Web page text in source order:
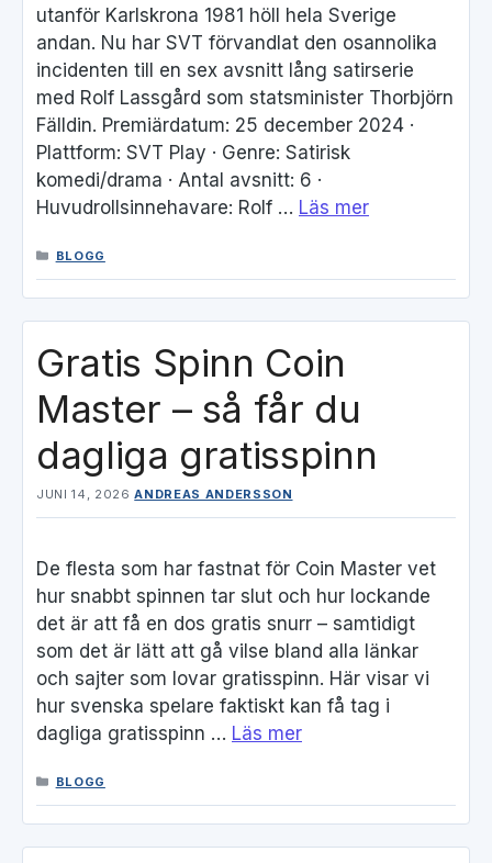
utanför Karlskrona 1981 höll hela Sverige
andan. Nu har SVT förvandlat den osannolika
incidenten till en sex avsnitt lång satirserie
med Rolf Lassgård som statsminister Thorbjörn
Fälldin. Premiärdatum: 25 december 2024 ·
Plattform: SVT Play · Genre: Satirisk
komedi/drama · Antal avsnitt: 6 ·
Huvudrollsinnehavare: Rolf … Läs mer
KATEGORIER
BLOGG
Gratis Spinn Coin
Master – så får du
dagliga gratisspinn
JUNI 14, 2026 ANDREAS ANDERSSON
De flesta som har fastnat för Coin Master vet
hur snabbt spinnen tar slut och hur lockande
det är att få en dos gratis snurr – samtidigt
som det är lätt att gå vilse bland alla länkar
och sajter som lovar gratisspinn. Här visar vi
hur svenska spelare faktiskt kan få tag i
dagliga gratisspinn … Läs mer
KATEGORIER
BLOGG